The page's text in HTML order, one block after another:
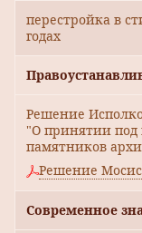
перестройка в
годах
Решение
"О принятии под
памятников
Решение
Современное